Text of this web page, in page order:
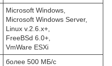
Microsoft Windows,
Microsoft Windows Server,
Linux v.2.6.x+,
FreeBSd 6.0+,
VmWare ESXi
более 500 МБ/с